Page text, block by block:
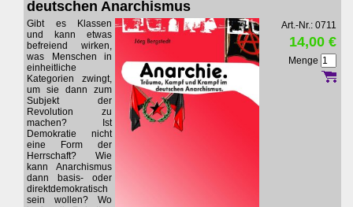
deutschen Anarchismus
Gibt es Klassen
und kann etwas
befreiend wirken,
was Menschen in
einheitliche
Kategorien zwingt,
um sie dann zum
Subjekt der
Revolution zu
machen? Ist
Demokratie nicht
eine Form der
Herrschaft? Wie
kann Anarchismus
dann basis- oder
direktdemokratisch
sein wollen? Wo
Art.-Nr.: 0711
14,00 €
Menge